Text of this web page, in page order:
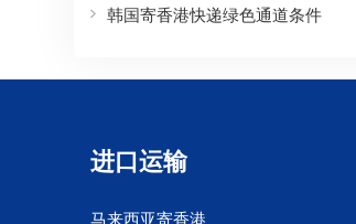
韩国寄香港快递绿色通道条件
进口运输
马来西亚寄香港